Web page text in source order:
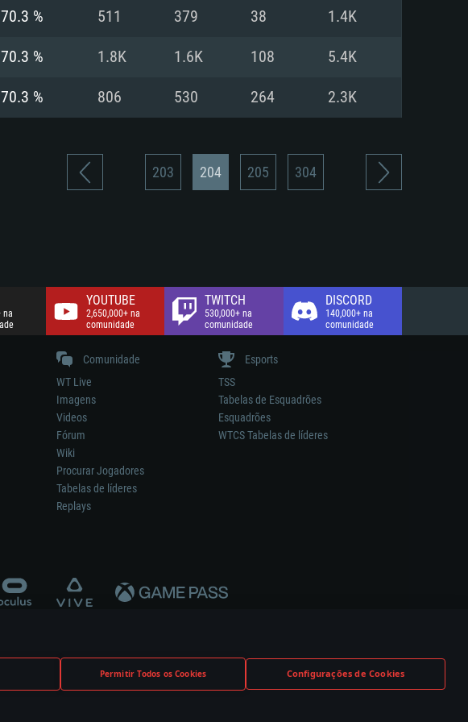
Permitir Todos os Cookies Configurações de Cookies
GB
Internet de banda larga.
GB
70.3 % 511 379 38 1.4K
70.3 % 1.8K 1.6K 108 5.4K
70.3 % 806 530 264 2.3K
203 204 205 304
na
YOUTUBE
2,650,000+ na
comunidade
TWITCH
530,000+ na
comunidade
DISCORD
140,000+ na
comunidade
Comunidade
WT Live
Imagens
Videos
Fórum
Wiki
Procurar Jogadores
Tabelas de líderes
Replays
Esports
TSS
Tabelas de Esquadrões
Esquadrões
WTCS Tabelas de líderes
ou aval do respetivo construtor.